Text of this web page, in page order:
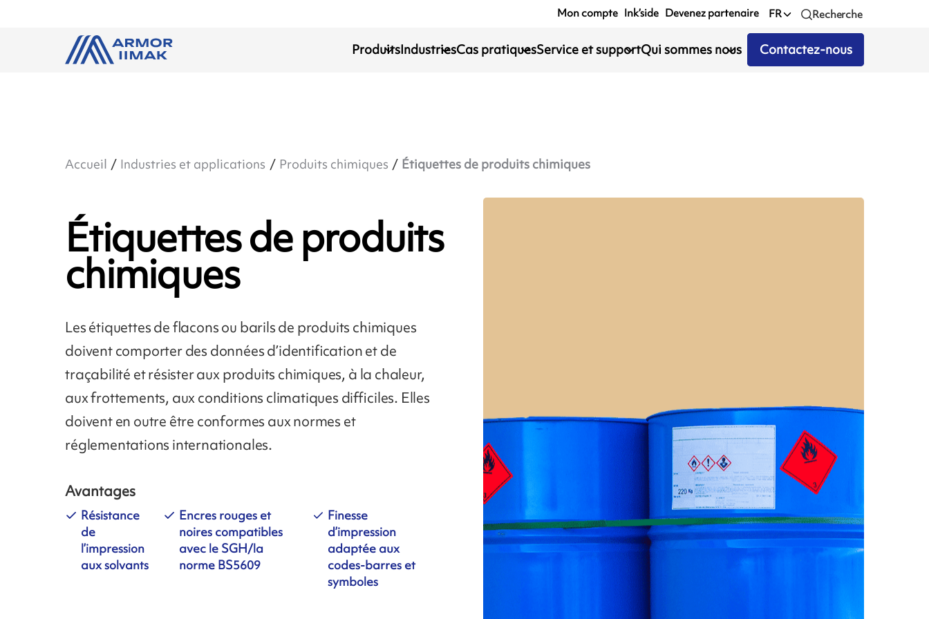
Mon compte Ink’side Devenez partenaire FR Recherche
ProduitsIndustriesCas pratiquesService et supportQui sommes nous Contactez-nous
Accueil Industries et applications Produits chimiques Étiquettes de produits chimiques
Étiquettes de produits
chimiques
Les étiquettes de flacons ou barils de produits chimiques
doivent comporter des données d’identification et de
traçabilité et résister aux produits chimiques, à la chaleur,
aux frottements, aux conditions climatiques difficiles. Elles
doivent en outre être conformes aux normes et
réglementations internationales.
Avantages
Résistance
de
l’impression
aux solvants
Encres rouges et
noires compatibles
avec le SGH/la
norme BS5609
Finesse
d’impression
adaptée aux
codes-barres et
symboles